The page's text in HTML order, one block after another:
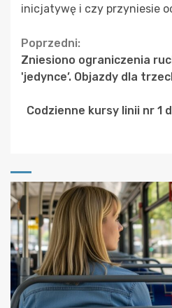
inicjatywę i czy przyniesie
Continue
Reading
Poprzedni:
Zniesiono ograniczenia
'jedynce’. Objazdy dla
Codzienne kursy linii nr 1